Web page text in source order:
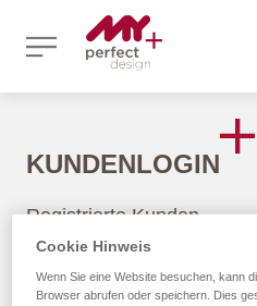
KUNDENLOGIN
Registrierte Kunden
Wenn Du ein Konto hast,
Adresse an.
Cookie Hinweis
Wenn Sie eine Website besuchen, kann
Browser abrufen oder speichern. Dies